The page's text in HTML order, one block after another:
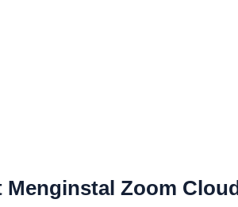
Menginstal Zoom Cloud